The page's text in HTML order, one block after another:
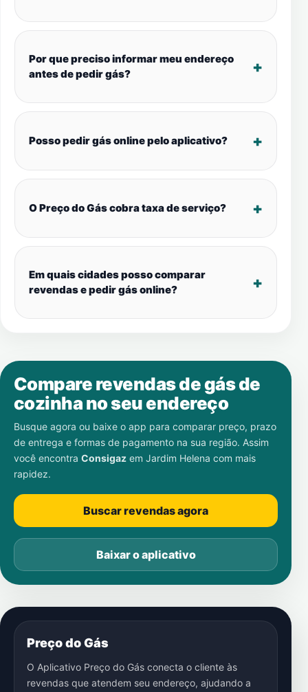
Por que preciso informar meu endereço
antes de pedir gás?
Posso pedir gás online pelo aplicativo?
O Preço do Gás cobra taxa de serviço?
Em quais cidades posso comparar
revendas e pedir gás online?
Compare revendas de gás de
cozinha no seu endereço
Busque agora ou baixe o app para comparar preço, prazo
de entrega e formas de pagamento na sua região. Assim
você encontra Consigaz em Jardim Helena com mais
rapidez.
Buscar revendas agora
Baixar o aplicativo
Preço do Gás
O Aplicativo Preço do Gás conecta o cliente às
revendas que atendem seu endereço, ajudando a